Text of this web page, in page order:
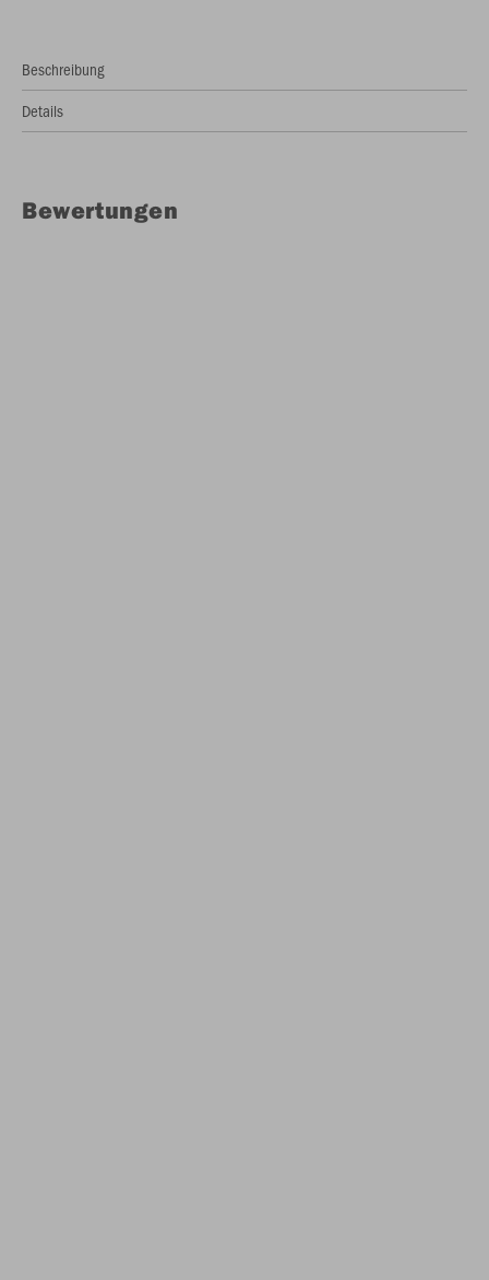
Beschreibung
Details
Bewertungen